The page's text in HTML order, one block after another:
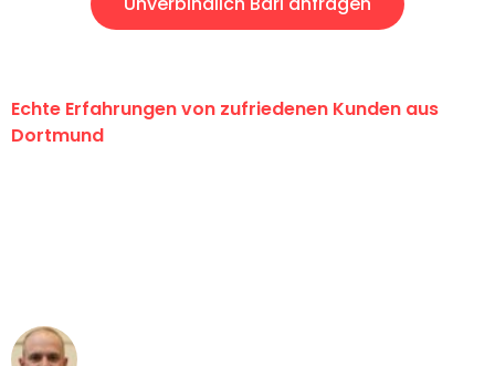
Echte Erfahrungen von zufriedenen Kunden aus
Dortmund